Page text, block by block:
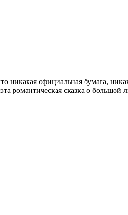
официальная бумага,
романтическая сказка о большой